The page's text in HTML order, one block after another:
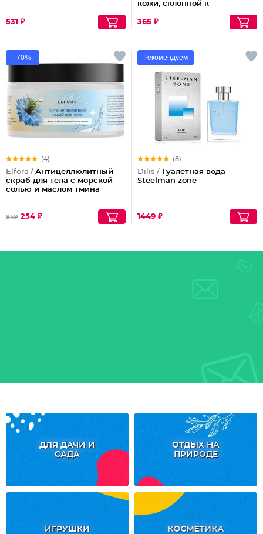
531 ₽
кожи, склонной к
Panthenol Urea
365 ₽
-70%
(4)
Elfora / Антицеллюлитный
скраб для тела с морской
солью и маслом тмина
849 254 ₽
Рекомендуем
(8)
Dilis / Туалетная вода
Steelman zone
1449 ₽
ДЛЯ ДАЧИ И
САДА
ОТДЫХ НА
ПРИРОДЕ
ИГРУШКИ КОСМЕТИКА